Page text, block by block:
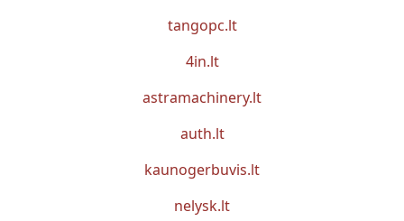
tangopc.lt
4in.lt
astramachinery.lt
auth.lt
kaunogerbuvis.lt
nelysk.lt